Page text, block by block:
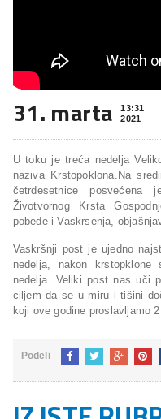
31. marta
13:31
2021
U toku je treća nedelja
naziva Krstopoklona.Na
četrdesetnice posvećena
Životvornog Krsta
pobede i Vaskrsenja,
Vaskršnji post je ujedno
nedelja, nakon
nedelja. Veliki post nas uči
ciljem da se u miru i tišini
koji ove godine proslavljamo
Podeli